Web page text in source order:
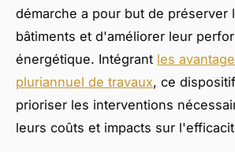
démarche a pour but de préserver
bâtiments et d'améliorer leur
énergétique. Intégrant les
pluriannuel de travaux, ce
prioriser les interventions
leurs coûts et impacts sur